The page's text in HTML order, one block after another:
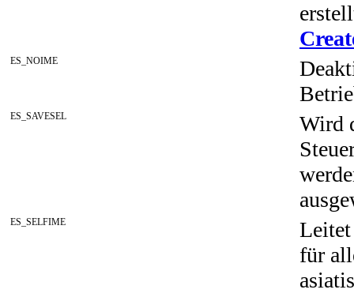
ES_NOIME
ES_SAVESEL
Wird
ES_SELFIME
Leitet
für